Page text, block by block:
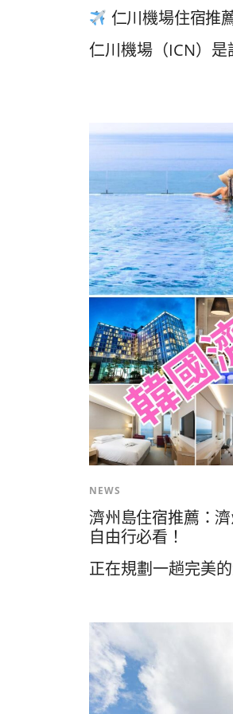
仁川機場住宿推
仁川機場（ICN）
NEWS
濟州島住宿推薦：
自由行必看！
正在規劃一趟完美